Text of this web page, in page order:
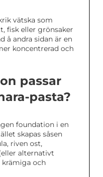
vätska som
fisk eller grönsaker
å andra sidan är en
koncentrerad och
passar
pasta?
foundation i en
skapas såsen
riven ost,
alternativt
krämiga och